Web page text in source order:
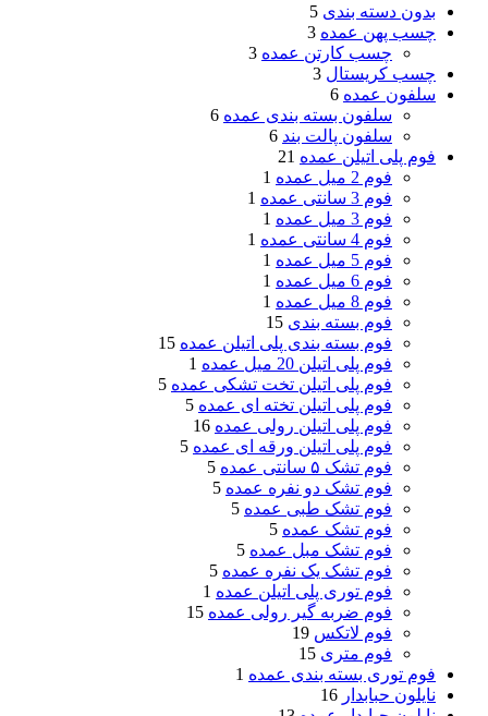
بدون دسته بندی 5
چسب پهن عمده 3
چسب کارتن عمده 3
چسب کریستال 3
سلفون عمده 6
سلفون بسته بندی عمده 6
سلفون پالت بند 6
فوم پلی اتیلن عمده 21
فوم 2 میل عمده
1
فوم 3 سانتی عمده
1
فوم 3 میل عمده
1
فوم 4 سانتی عمده
1
فوم 5 میل عمده
1
فوم 6 میل عمده
1
فوم 8 میل عمده
1
فوم بسته بندی 15
فوم بسته بندی پلی اتیلن عمده 15
فوم پلی اتیلن 20 میل عمده
1
فوم پلی اتیلن تخت تشکی عمده 5
فوم پلی اتیلن تخته ای عمده 5
فوم پلی اتیلن رولی عمده 16
فوم پلی اتیلن ورقه ای عمده 5
فوم تشک ۵ سانتی عمده
5
فوم تشک دو نفره عمده 5
فوم تشک طبی عمده 5
فوم تشک عمده 5
فوم تشک مبل عمده 5
فوم تشک یک نفره عمده 5
فوم توری پلی اتیلن عمده 1
فوم ضربه گیر رولی عمده 15
فوم لاتکس 19
فوم متری 15
فوم توری بسته بندی عمده 1
نایلون حبابدار 16